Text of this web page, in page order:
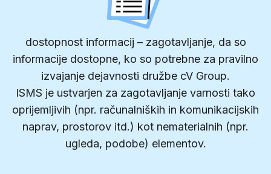
dostopnost informacij – zagotavljanje, da so
informacije dostopne, ko so potrebne za pravilno
izvajanje dejavnosti družbe cV Group.
ISMS je ustvarjen za zagotavljanje varnosti tako
oprijemljivih (npr. računalniških in komunikacijskih
naprav, prostorov itd.) kot nematerialnih (npr.
ugleda, podobe) elementov.